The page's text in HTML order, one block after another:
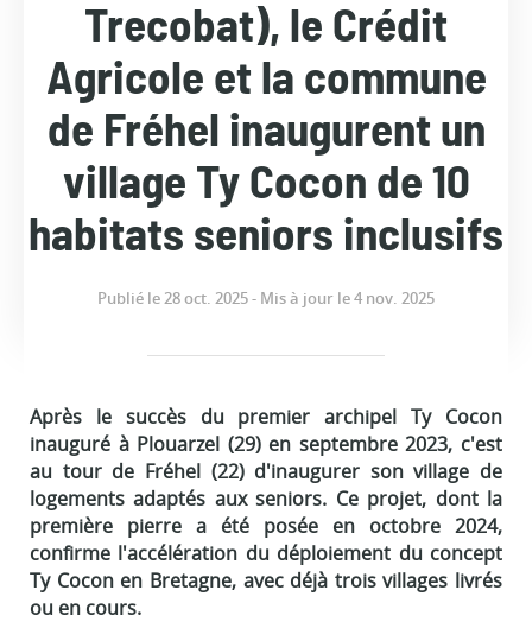
Trecobat), le Crédit
Agricole et la commune
de Fréhel inaugurent un
village Ty Cocon de 10
habitats seniors inclusifs
Publié le 28 oct. 2025 - Mis à jour le 4 nov. 2025
Après le succès du premier archipel Ty Cocon
inauguré à Plouarzel (29) en septembre 2023, c'est
au tour de Fréhel (22) d'inaugurer son village de
logements adaptés aux seniors. Ce projet, dont la
première pierre a été posée en octobre 2024,
confirme l'accélération du déploiement du concept
Ty Cocon en Bretagne, avec déjà trois villages livrés
ou en cours.